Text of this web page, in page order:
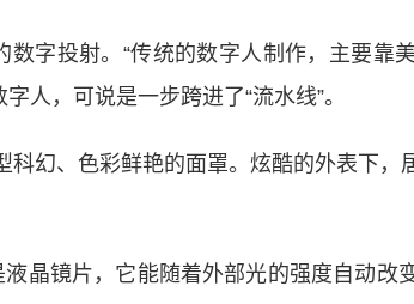
投射。“传统的数字人制作，主要靠
人，可说是一步跨进了“流水线”。
幻、色彩鲜艳的面罩。炫酷的外表下，
镜片，它能随着外部光的强度自动改